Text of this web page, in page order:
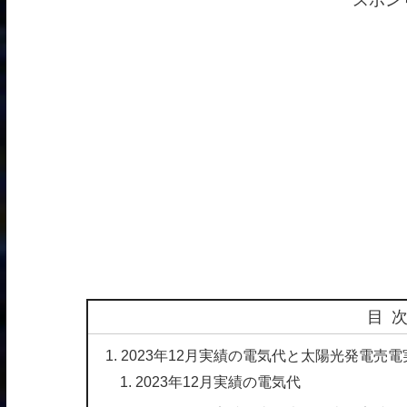
目次
2023年12月実績の電気代と太陽光発電売電
2023年12月実績の電気代